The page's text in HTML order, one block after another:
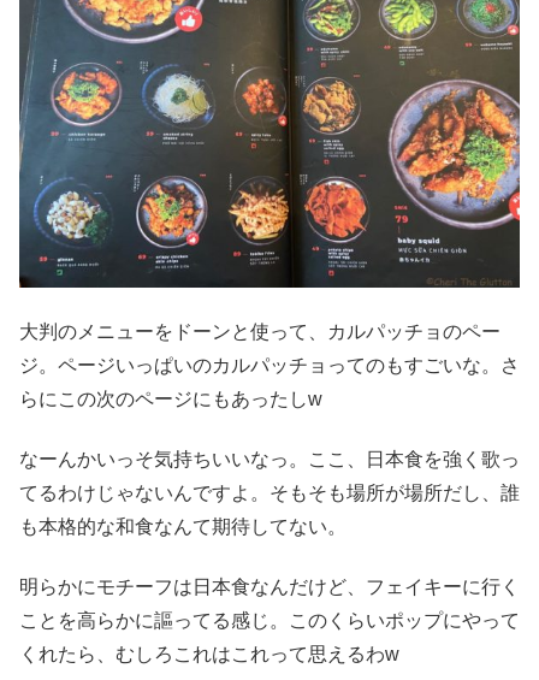
大判のメニューをドーンと使って、カルパッチョのペー
ジ。ページいっぱいのカルパッチョってのもすごいな。さ
らにこの次のページにもあったしw
なーんかいっそ気持ちいいなっ。ここ、日本食を強く歌っ
てるわけじゃないんですよ。そもそも場所が場所だし、誰
も本格的な和食なんて期待してない。
明らかにモチーフは日本食なんだけど、フェイキーに行く
ことを高らかに謳ってる感じ。このくらいポップにやって
くれたら、むしろこれはこれって思えるわw